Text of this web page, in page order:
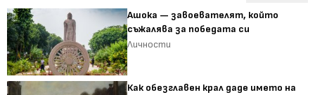
Ашока — завоевателят, който
съжалява за победата си
Личности
Как обезглавен крал даде името на